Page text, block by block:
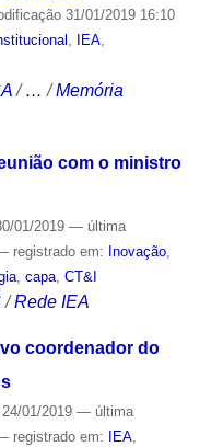
31/01/2019 16:10
IEA,
/…/Memória
com o ministro
01/2019 — última
registrado em: Inovação,
, capa, CT&I
/Rede IEA
coordenador do
01/2019 — última
registrado em: IEA,